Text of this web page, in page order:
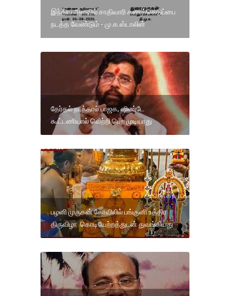
இந்திய அளவில் சாதிவாரி கணக்கெடுப்பை
நடத்த வேண்டும் - மு.க.ஸ்டாலின்
தேர்தல் நடந்தால் பாஜக, ஷிண்டே
கூட்டணியால் வெற்றி பெற முடியாது
பழனி முருகன் கோவிலில் பங்குனி உத்திர
திருவிழா கொடியேற்றத்துடன் துவங்கியது